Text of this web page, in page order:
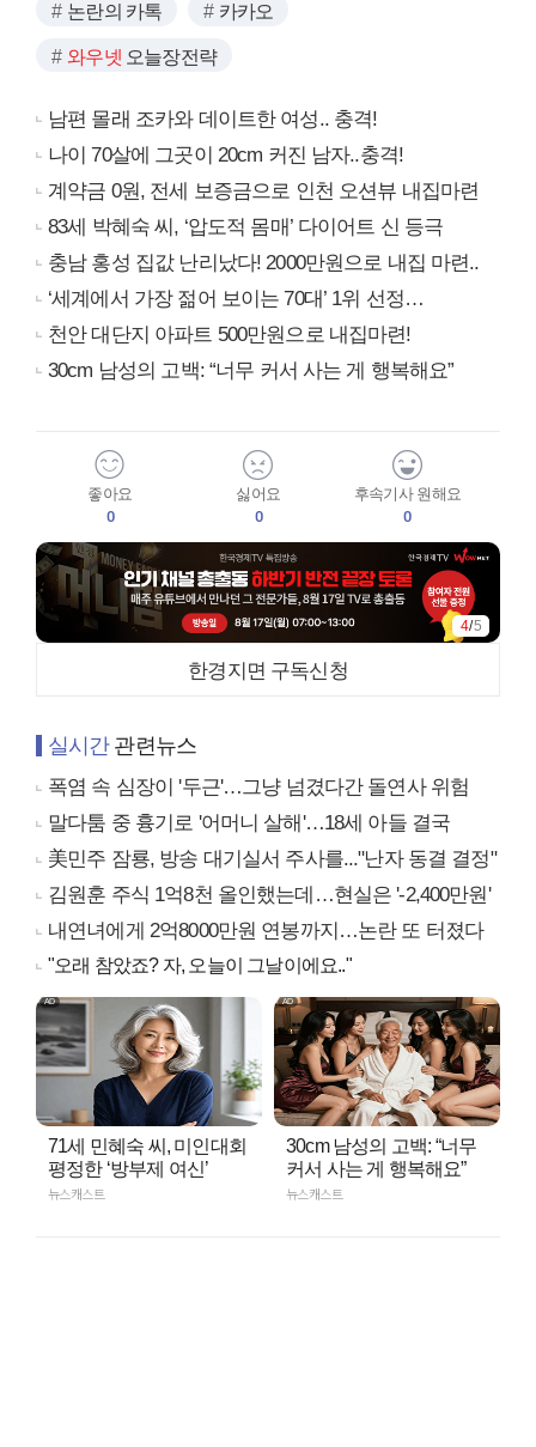
논란의 카톡 카카오
와우넷 오늘장전략
남편 몰래 조카와 데이트한 여성.. 충격!
나이 70살에 그곳이 20cm 커진 남자..충격!
계약금 0원, 전세 보증금으로 인천 오션뷰 내집마련
83세 박혜숙 씨, ‘압도적 몸매’ 다이어트 신 등극
충남 홍성 집값 난리났다! 2000만원으로 내집 마련..
‘세계에서 가장 젊어 보이는 70대’ 1위 선정…
천안 대단지 아파트 500만원으로 내집마련!
30cm 남성의 고백: “너무 커서 사는 게 행복해요”
좋아요
0
싫어요
0
후속기사 원해요
0
4/5
한경지면 구독신청
실시간관련뉴스
폭염 속 심장이 '두근'…그냥 넘겼다간 돌연사 위험
말다툼 중 흉기로 '어머니 살해'…18세 아들 결국
美민주 잠룡, 방송 대기실서 주사를..."난자 동결 결정"
김원훈 주식 1억8천 올인했는데…현실은 '-2,400만원'
내연녀에게 2억8000만원 연봉까지…논란 또 터졌다
"오래 참았죠? 자, 오늘이 그날이에요.."
71세 민혜숙 씨, 미인대회
평정한 ‘방부제 여신’
뉴스캐스트
30cm 남성의 고백: “너무
커서 사는 게 행복해요”
뉴스캐스트